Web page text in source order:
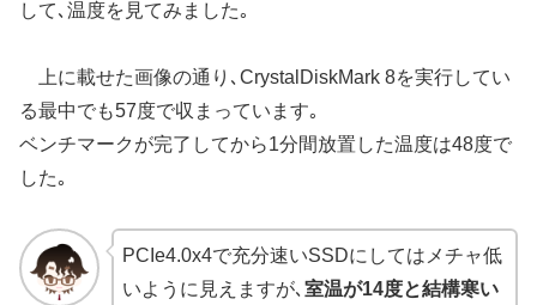
して､温度を見てみました｡
上に載せた画像の通り､CrystalDiskMark 8を実行してい
る最中でも57度で収まっています｡
ベンチマークが完了してから1分間放置した温度は48度で
した｡
PCIe4.0x4で充分速いSSDにしてはメチャ低
いように見えますが､ 室温が14度と結構寒い